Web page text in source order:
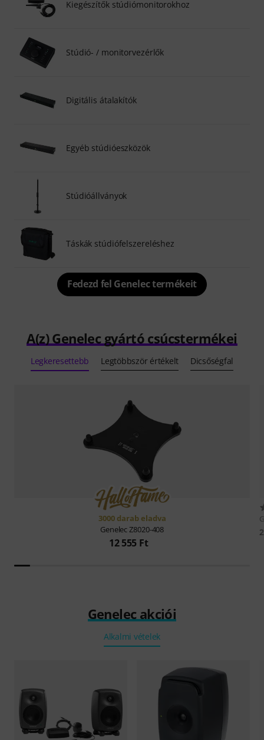
Kiegészítők stúdiómonitorokhoz
Stúdió- / monitorvezérlők
Digitális átalakítók
Egyéb stúdióeszközök
Stúdióállványok
Táskák stúdiófelszereléshez
Fedezd fel Genelec termékeit
A(z) Genelec gyártó csúcstermékei
Legkeresettebb Legtöbbször értékelt Dicsőségfal
3000 darab eladva
GenelecZ8020-408
12 555 Ft
Genelec akciói
Alkalmi vételek